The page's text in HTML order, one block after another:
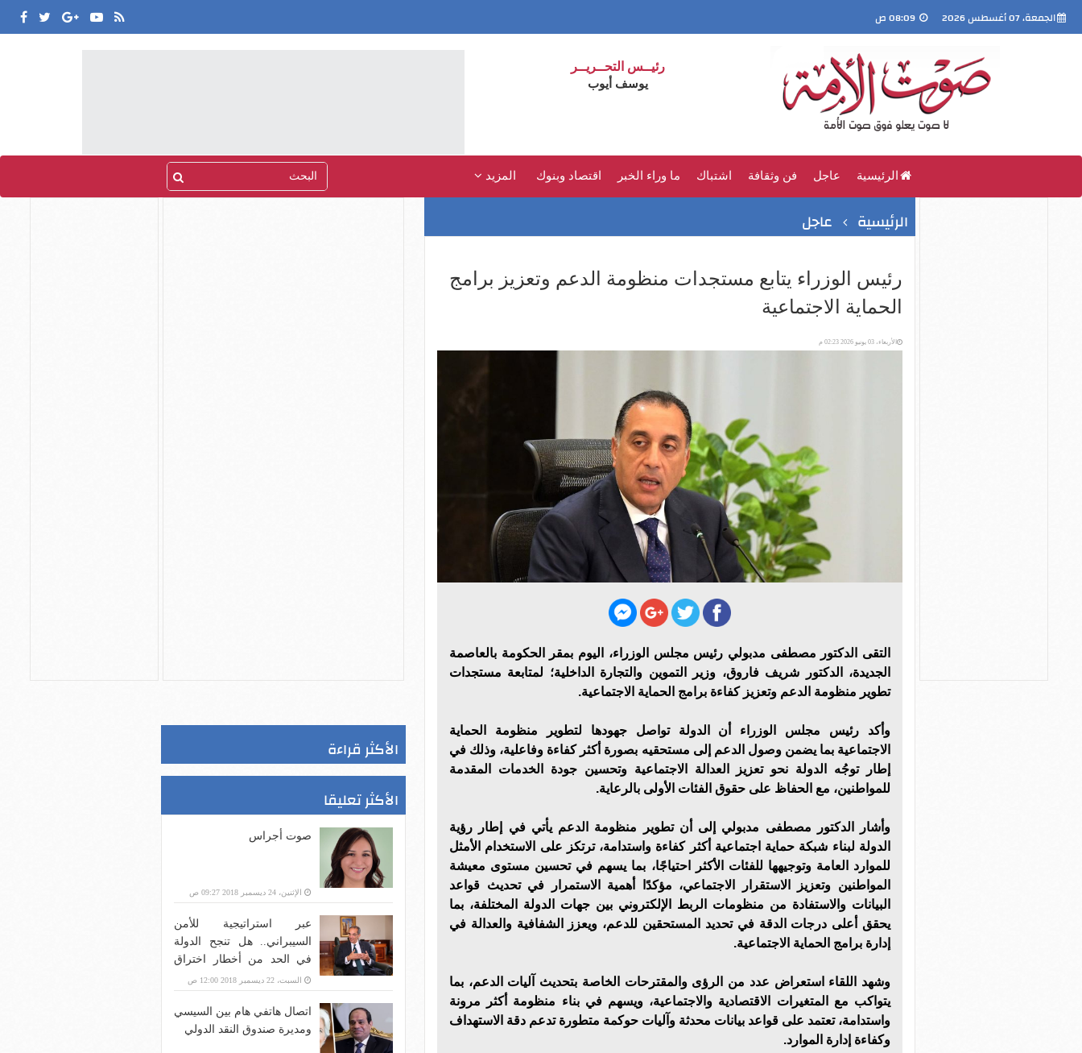
الجمعة، 07 أغسطس 2026
رئيــس التحــريــر
يوسف أيوب
الرئيسية عاجل فن وثقافة اشتباك ما وراء الخبر اقتصاد وبنوك المزيد
الرئيسية عاجل
رئيس الوزراء يتابع مستجدات منظومة الدعم وتعزيز برامج
الحماية الاجتماعية
الأربعاء، 03 يونيو 2026 02:23 م
التقى الدكتور مصطفى مدبولي رئيس مجلس الوزراء، اليوم بمقر الحكومة بالعاصمة
الجديدة، الدكتور شريف فاروق، وزير التموين والتجارة الداخلية؛ لمتابعة مستجدات
تطوير منظومة الدعم وتعزيز كفاءة برامج الحماية الاجتماعية.
وأكد رئيس مجلس الوزراء أن الدولة تواصل جهودها لتطوير منظومة الحماية
الاجتماعية بما يضمن وصول الدعم إلى مستحقيه بصورة أكثر كفاءة وفاعلية، وذلك في
إطار توجُه الدولة نحو تعزيز العدالة الاجتماعية وتحسين جودة الخدمات المقدمة
للمواطنين، مع الحفاظ على حقوق الفئات الأولى بالرعاية.
وأشار الدكتور مصطفى مدبولي إلى أن تطوير منظومة الدعم يأتي في إطار رؤية
الدولة لبناء شبكة حماية اجتماعية أكثر كفاءة واستدامة، ترتكز على الاستخدام الأمثل
للموارد العامة وتوجيهها للفئات الأكثر احتياجًا، بما يسهم في تحسين مستوى معيشة
المواطنين وتعزيز الاستقرار الاجتماعي، مؤكدًا أهمية الاستمرار في تحديث قواعد
البيانات والاستفادة من منظومات الربط الإلكتروني بين جهات الدولة المختلفة، بما
يحقق أعلى درجات الدقة في تحديد المستحقين للدعم، ويعزز الشفافية والعدالة في
إدارة برامج الحماية الاجتماعية.
وشهد اللقاء استعراض عدد من الرؤى والمقترحات الخاصة بتحديث آليات الدعم، بما
يتواكب مع المتغيرات الاقتصادية والاجتماعية، ويسهم في بناء منظومة أكثر مرونة
واستدامة، تعتمد على قواعد بيانات محدثة وآليات حوكمة متطورة تدعم دقة الاستهداف
وكفاءة إدارة الموارد.
الأكثر قراءة
الأكثر تعليقا
صوت أجراس
الإثنين، 24 ديسمبر 2018 09:27 ص
عبر استراتيجية للأمن
السيبراني.. هل تنجح الدولة
في الحد من أخطار اختراق
بنية الاتصالات؟
السبت، 22 ديسمبر 2018 12:00 ص
اتصال هاتفي هام بين السيسي
ومديرة صندوق النقد الدولي